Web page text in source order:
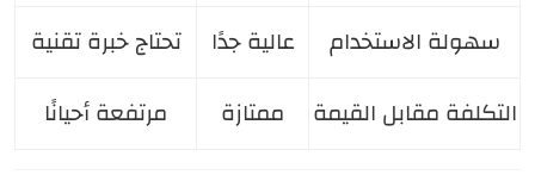
سهولة الاستخدام عالية جدًا
تحتاج خبرة تقنية
التكلفة مقابل القيمة
ممتازة مرتفعة أحيانًا